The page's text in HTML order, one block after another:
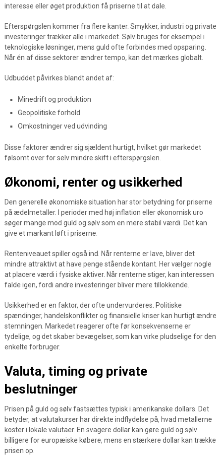
interesse eller øget produktion få priserne til at dale.
Efterspørgslen kommer fra flere kanter. Smykker, industri og private
investeringer trækker alle i markedet. Sølv bruges for eksempel i
teknologiske løsninger, mens guld ofte forbindes med opsparing.
Når én af disse sektorer ændrer tempo, kan det mærkes globalt.
Udbuddet påvirkes blandt andet af:
Minedrift og produktion
Geopolitiske forhold
Omkostninger ved udvinding
Disse faktorer ændrer sig sjældent hurtigt, hvilket gør markedet
følsomt over for selv mindre skift i efterspørgslen.
Økonomi, renter og usikkerhed
Den generelle økonomiske situation har stor betydning for priserne
på ædelmetaller. I perioder med høj inflation eller økonomisk uro
søger mange mod guld og sølv som en mere stabil værdi. Det kan
give et markant løft i priserne.
Renteniveauet spiller også ind. Når renterne er lave, bliver det
mindre attraktivt at have penge stående kontant. Her vælger nogle
at placere værdi i fysiske aktiver. Når renterne stiger, kan interessen
falde igen, fordi andre investeringer bliver mere tillokkende.
Usikkerhed er en faktor, der ofte undervurderes. Politiske
spændinger, handelskonflikter og finansielle kriser kan hurtigt ændre
stemningen. Markedet reagerer ofte før konsekvenserne er
tydelige, og det skaber bevægelser, som kan virke pludselige for den
enkelte forbruger.
Valuta, timing og private
beslutninger
Prisen på guld og sølv fastsættes typisk i amerikanske dollars. Det
betyder, at valutakurser har direkte indflydelse på, hvad metallerne
koster i lokale valutaer. En svagere dollar kan gøre guld og sølv
billigere for europæiske købere, mens en stærkere dollar kan trække
prisen op.